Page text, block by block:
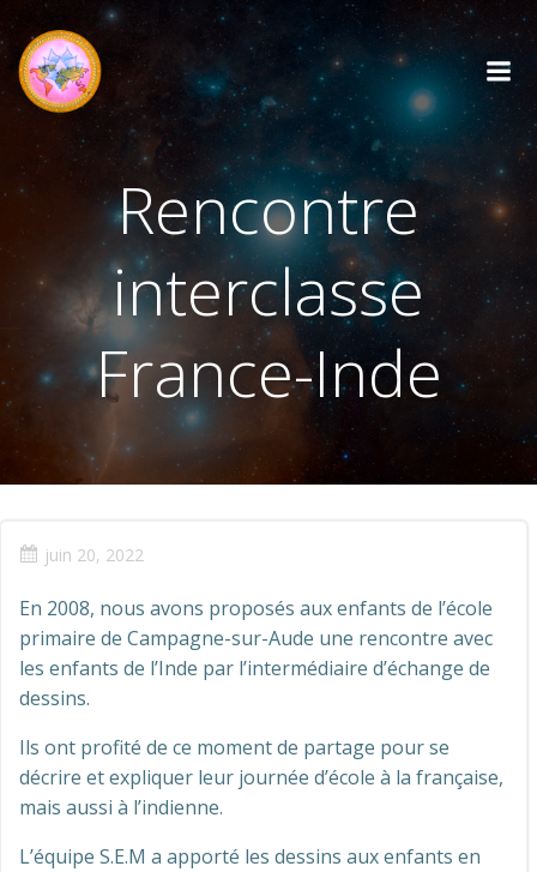
au
contenu
Rencontre
interclasse
France-Inde
juin 20, 2022
En 2008, nous avons proposés aux enfants de l’école
primaire de Campagne-sur-Aude une rencontre avec
les enfants de l’Inde par l’intermédiaire d’échange de
dessins.
Ils ont profité de ce moment de partage pour se
décrire et expliquer leur journée d’école à la française,
mais aussi à l’indienne.
L’équipe S.E.M a apporté les dessins aux enfants en